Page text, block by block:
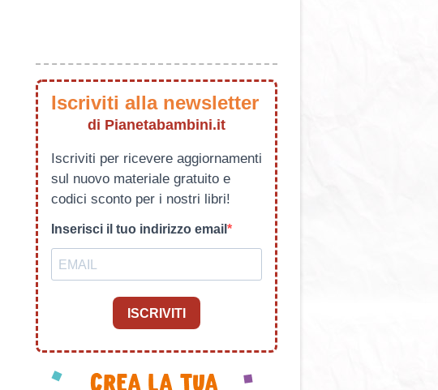
Iscriviti alla newsletter
di Pianetabambini.it
Iscriviti per ricevere aggiornamenti
sul nuovo materiale gratuito e
codici sconto per i nostri libri!
Inserisci il tuo indirizzo email
ISCRIVITI